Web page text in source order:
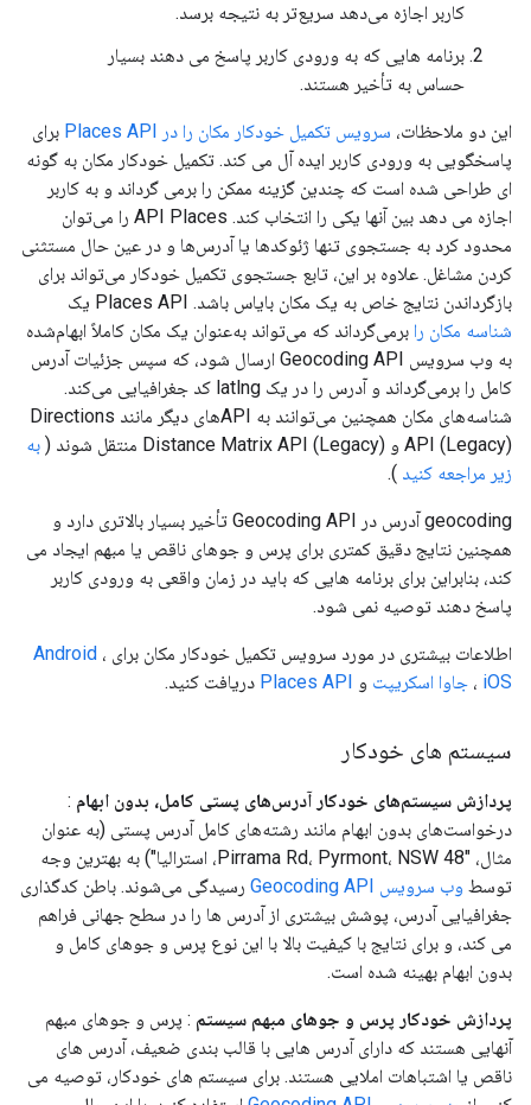
کاربر اجازه می‌دهد سریع‌تر به نتیجه برسد.
برنامه هایی که به ورودی کاربر پاسخ می دهند بسیار
حساس به تأخیر هستند.
این دو ملاحظات، سرویس تکمیل خودکار مکان را در Places API
برای
پاسخگویی به ورودی کاربر ایده آل می کند. تکمیل خودکار مکان به گونه
ای طراحی شده است که چندین گزینه ممکن را برمی گرداند و به کاربر
اجازه می دهد بین آنها یکی را انتخاب کند. API Places را می‌توان
محدود کرد به جستجوی تنها ژئوکدها یا آدرس‌ها و در عین حال مستثنی
کردن مشاغل. علاوه بر این، تابع جستجوی تکمیل خودکار می‌تواند برای
بازگرداندن نتایج خاص به یک مکان بایاس باشد. Places API یک
شناسه مکان را برمی‌گرداند که می‌تواند به‌عنوان یک مکان کاملاً ابهام‌شده
به وب سرویس Geocoding API ارسال شود، که سپس جزئیات آدرس
کامل را برمی‌گرداند و آدرس را در یک latlng کد جغرافیایی می‌کند.
شناسه‌های مکان همچنین می‌توانند به APIهای دیگر مانند Directions
API (Legacy) و Distance Matrix API (Legacy) منتقل شوند (
به
زیر مراجعه کنید ).
geocoding آدرس در Geocoding API تأخیر بسیار بالاتری دارد و
همچنین نتایج دقیق کمتری برای پرس و جوهای ناقص یا مبهم ایجاد می
کند، بنابراین برای برنامه هایی که باید در زمان واقعی به ورودی کاربر
پاسخ دهند توصیه نمی شود.
اطلاعات بیشتری در مورد سرویس تکمیل خودکار مکان برای Android ،
iOS ، جاوا اسکریپت و Places API دریافت کنید.
سیستم های خودکار
پردازش سیستم‌های خودکار آدرس‌های پستی کامل، بدون ابهام :
درخواست‌های بدون ابهام مانند رشته‌های کامل آدرس پستی (به عنوان
مثال، "48 Pirrama Rd، Pyrmont، NSW، استرالیا") به بهترین وجه
توسط وب سرویس Geocoding API
رسیدگی می‌شوند. باطن کدگذاری
جغرافیایی آدرس، پوشش بیشتری از آدرس ها را در سطح جهانی فراهم
می کند، و برای نتایج با کیفیت بالا با این نوع پرس و جوهای کامل و
بدون ابهام بهینه شده است.
پردازش خودکار پرس و جوهای مبهم سیستم : پرس و جوهای مبهم
آنهایی هستند که دارای آدرس هایی با قالب بندی ضعیف، آدرس های
ناقص یا اشتباهات املایی هستند. برای سیستم های خودکار، توصیه می